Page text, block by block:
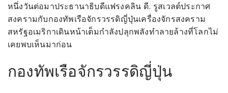
หนึ่งวันต่อมาประธานาธิบดีแฟรงคลิน ดี. รูสเวลต์ประกาศ
สงครามกับกองทัพเรือจักรวรรดิญี่ปุ่นเครื่องจักรสงคราม
สหรัฐอเมริกาเดินหน้าเต็มกำลังปลุกพลังทำลายล้างที่โลกไม่
เคยพบเห็นมาก่อน
กองทัพเรือจักรวรรดิญี่ปุ่น